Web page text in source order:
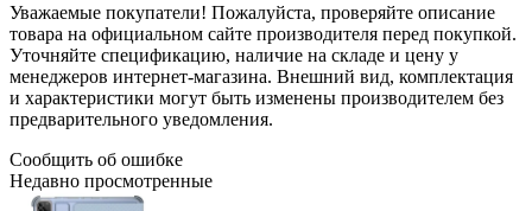
Уважаемые покупатели! Пожалуйста, проверяйте описание
товара на официальном сайте производителя перед покупкой.
Уточняйте спецификацию, наличие на складе и цену у
менеджеров интернет-магазина. Внешний вид, комплектация
и характеристики могут быть изменены производителем без
предварительного уведомления.
Сообщить об ошибке
Недавно просмотренные